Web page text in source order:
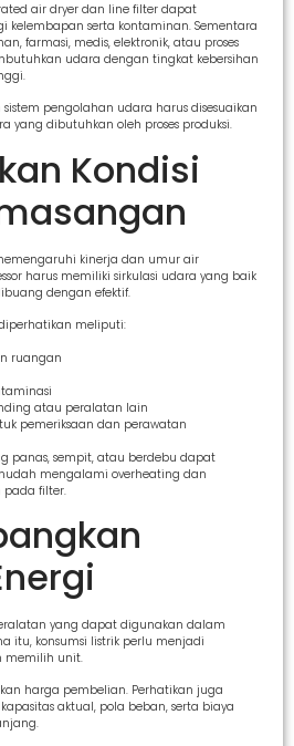
air dryer dan line filter dapat
kelembapan serta kontaminan. Sementara
farmasi, medis, elektronik, atau proses
udara dengan tingkat kebersihan
pengolahan udara harus disesuaikan
yang dibutuhkan oleh proses produksi.
Kondisi
kinerja dan umur air
harus memiliki sirkulasi udara yang baik
dengan efektif.
meliputi:
ruangan
atau peralatan lain
pemeriksaan dan perawatan
panas, sempit, atau berdebu dapat
mengalami overheating dan
filter.
yang dapat digunakan dalam
itu, konsumsi listrik perlu menjadi
memilih unit.
harga pembelian. Perhatikan juga
aktual, pola beban, serta biaya